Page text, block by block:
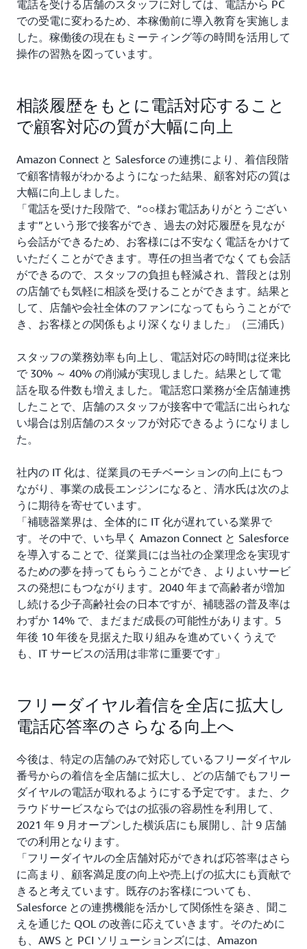
電話を受ける店舗のスタッフに対しては、電話から PC
での受電に変わるため、本稼働前に導入教育を実施しま
した。稼働後の現在もミーティング等の時間を活用して
操作の習熟を図っています。
相談履歴をもとに電話対応すること
で顧客対応の質が大幅に向上
Amazon Connect と Salesforce の連携により、着信段階
で顧客情報がわかるようになった結果、顧客対応の質は
大幅に向上しました。
「電話を受けた段階で、“○○様お電話ありがとうござい
ます”という形で接客ができ、過去の対応履歴を見なが
ら会話ができるため、お客様には不安なく電話をかけて
いただくことができます。専任の担当者でなくても会話
ができるので、スタッフの負担も軽減され、普段とは別
の店舗でも気軽に相談を受けることができます。結果と
して、店舗や会社全体のファンになってもらうことがで
き、お客様との関係もより深くなりました」（三浦氏）
スタッフの業務効率も向上し、電話対応の時間は従来比
で 30% ～ 40% の削減が実現しました。結果として電
話を取る件数も増えました。電話窓口業務が全店舗連携
したことで、店舗のスタッフが接客中で電話に出られな
い場合は別店舗のスタッフが対応できるようになりまし
た。
社内の IT 化は、従業員のモチベーションの向上にもつ
ながり、事業の成長エンジンになると、清水氏は次のよ
うに期待を寄せています。
「補聴器業界は、全体的に IT 化が遅れている業界で
す。その中で、いち早く Amazon Connect と Salesforce
を導入することで、従業員には当社の企業理念を実現す
るための夢を持ってもらうことができ、よりよいサービ
スの発想にもつながります。2040 年まで高齢者が増加
し続ける少子高齢社会の日本ですが、補聴器の普及率は
わずか 14% で、まだまだ成長の可能性があります。5
年後 10 年後を見据えた取り組みを進めていくうえで
も、IT サービスの活用は非常に重要です」
フリーダイヤル着信を全店に拡大し
電話応答率のさらなる向上へ
今後は、特定の店舗のみで対応しているフリーダイヤル
番号からの着信を全店舗に拡大し、どの店舗でもフリー
ダイヤルの電話が取れるようにする予定です。また、ク
ラウドサービスならではの拡張の容易性を利用して、
2021 年 9 月オープンした横浜店にも展開し、計 9 店舗
での利用となります。
「フリーダイヤルの全店舗対応ができれば応答率はさら
に高まり、顧客満足度の向上や売上げの拡大にも貢献で
きると考えています。既存のお客様についても、
Salesforce との連携機能を活かして関係性を築き、聞こ
えを通じた QOL の改善に応えていきます。そのために
も、AWS と PCI ソリューションズには、Amazon